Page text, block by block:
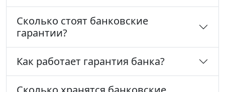
Сколько стоят банковские
гарантии?
Как работает гарантия банка?